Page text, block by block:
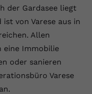
der Gardasee liegt
von Varese aus in
Allen
eine Immobilie
oder sanieren
Varese
gesetzte Cookie
ID, um